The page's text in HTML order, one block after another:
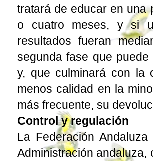
tratará de educar en una
o cuatro meses, y si
resultados fueran
segunda fase que
y, que culminará con la
menos calidad en la
más frecuente, su
Control y regulación
La Federación
Administración andaluza,